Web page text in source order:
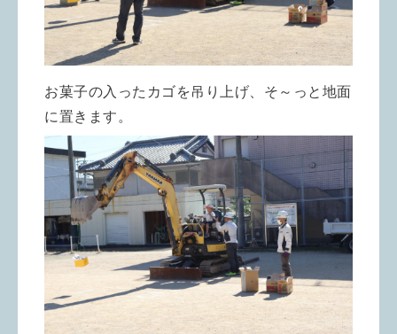
お菓子の入ったカゴを吊り上げ、そ～っと地面
に置きます。